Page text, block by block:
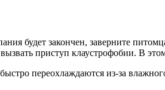
будет закончен, заверните
приступ клаустрофобии. В
переохлаждаются из-за